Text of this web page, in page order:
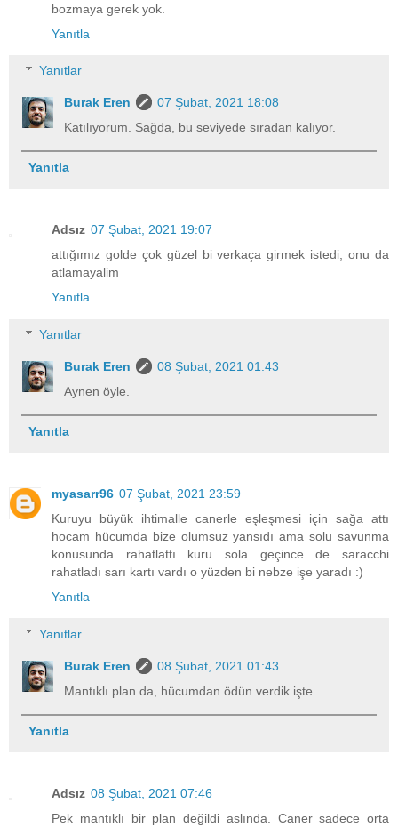
bozmaya gerek yok.
Yanıtla
Yanıtlar
Burak Eren
07 Şubat, 2021 18:08
Katılıyorum. Sağda, bu seviyede sıradan kalıyor.
Yanıtla
Adsız 07 Şubat, 2021 19:07
attığımız golde çok güzel bi verkaça girmek istedi, onu da
atlamayalim
Yanıtla
Yanıtlar
Burak Eren
08 Şubat, 2021 01:43
Aynen öyle.
Yanıtla
myasarr96 07 Şubat, 2021 23:59
Kuruyu büyük ihtimalle canerle eşleşmesi için sağa attı
hocam hücumda bize olumsuz yansıdı ama solu savunma
konusunda rahatlattı kuru sola geçince de saracchi
rahatladı sarı kartı vardı o yüzden bi nebze işe yaradı :)
Yanıtla
Yanıtlar
Burak Eren
08 Şubat, 2021 01:43
Mantıklı plan da, hücumdan ödün verdik işte.
Yanıtla
Adsız 08 Şubat, 2021 07:46
Pek mantıklı bir plan değildi aslında. Caner sadece orta